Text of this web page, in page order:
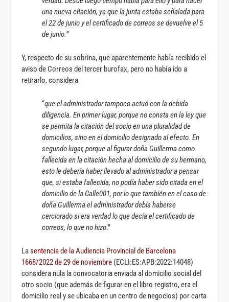
una nueva citación, ya que la junta estaba señalada para
el 22 de junio y el certificado de correos se devuelve el 5
de junio.”
Y, respecto de su sobrina, que aparentemente había recibido el
aviso de Correos del tercer burofax, pero no había ido a
retirarlo, considera
“que el administrador tampoco actuó con la debida
diligencia. En primer lugar, porque no consta en la ley que
se permita la citación del socio en una pluralidad de
domicilios, sino en el domicilio designado al efecto. En
segundo lugar, porque al figurar doña Guillerma como
fallecida en la citación hecha al domicilio de su hermano,
esto le debería haber llevado al administrador a pensar
que, si estaba fallecida, no podía haber sido citada en el
domicilio de la Calle001, por lo que también en el caso de
doña Guillerma el administrador debía haberse
cerciorado si era verdad lo que decía el certificado de
correos, lo que no hizo.”
Lasentencia de la Audiencia Provincial de Barcelona
1668/2022 de 29 de noviembre (ECLI:ES:APB:2022:14048)
considera nula la convocatoria enviada al domicilio social del
otro socio (que además de figurar en el libro registro, era el
domicilio real y se ubicaba en un centro de negocios) por carta